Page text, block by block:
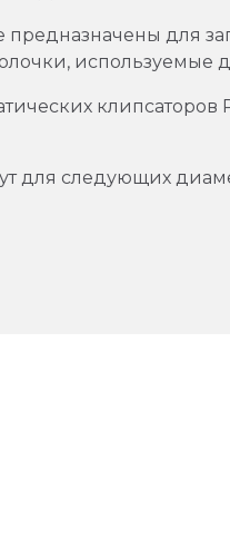
для
используемые
для следующих